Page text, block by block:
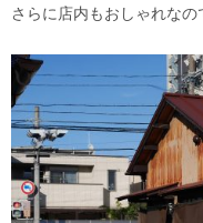
さらに店内もおしゃれなの